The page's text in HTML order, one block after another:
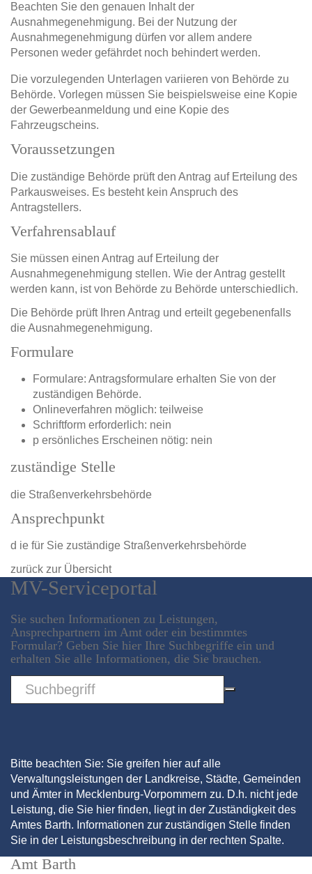
Beachten Sie den genauen Inhalt der
Ausnahmegenehmigung. Bei der Nutzung der
Ausnahmegenehmigung dürfen vor allem andere
Personen weder gefährdet noch behindert werden.
Die vorzulegenden Unterlagen variieren von Behörde zu
Behörde. Vorlegen müssen Sie beispielsweise eine Kopie
der Gewerbeanmeldung und eine Kopie des
Fahrzeugscheins.
Voraussetzungen
Die zuständige Behörde prüft den Antrag auf Erteilung des
Parkausweises. Es besteht kein Anspruch des
Antragstellers.
Verfahrensablauf
Sie müssen einen Antrag auf Erteilung der
Ausnahmegenehmigung stellen. Wie der Antrag gestellt
werden kann, ist von Behörde zu Behörde unterschiedlich.
Die Behörde prüft Ihren Antrag und erteilt gegebenenfalls
die Ausnahmegenehmigung.
Formulare
Formulare: Antragsformulare erhalten Sie von der
zuständigen Behörde.
Onlineverfahren möglich: teilweise
Schriftform erforderlich: nein
p ersönliches Erscheinen nötig: nein
zuständige Stelle
die Straßenverkehrsbehörde
Ansprechpunkt
d ie für Sie zuständige Straßenverkehrsbehörde
zurück zur Übersicht
MV-Serviceportal
Sie suchen Informationen zu Leistungen,
Ansprechpartnern im Amt oder ein bestimmtes
Formular? Geben Sie hier Ihre Suchbegriffe ein und
erhalten Sie alle Informationen, die Sie brauchen.
Sword
Bitte beachten Sie: Sie greifen hier auf alle
Verwaltungsleistungen der Landkreise, Städte, Gemeinden
und Ämter in Mecklenburg-Vorpommern zu. D.h. nicht jede
Leistung, die Sie hier finden, liegt in der Zuständigkeit des
Amtes Barth. Informationen zur zuständigen Stelle finden
Sie in der Leistungsbeschreibung in der rechten Spalte.
Amt Barth